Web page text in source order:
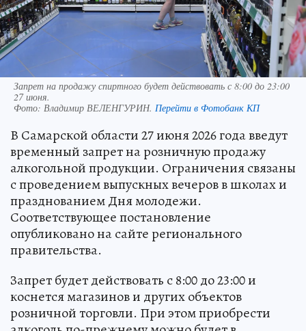
Запрет на продажу спиртного будет действовать с 8:00 до 23:00
27 июня.
Фото: Владимир ВЕЛЕНГУРИН. Перейти в Фотобанк КП
В Самарской области 27 июня 2026 года введут
временный запрет на розничную продажу
алкогольной продукции. Ограничения связаны
с проведением выпускных вечеров в школах и
празднованием Дня молодежи.
Соответствующее постановление
опубликовано на сайте регионального
правительства.
Запрет будет действовать с 8:00 до 23:00 и
коснется магазинов и других объектов
розничной торговли. При этом приобрести